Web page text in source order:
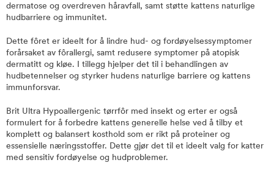
dermatose og overdreven håravfall, samt støtte kattens naturlige
hudbarriere og immunitet.
Dette fôret er ideelt for å lindre hud- og fordøyelsessymptomer
forårsaket av fôrallergi, samt redusere symptomer på atopisk
dermatitt og kløe. I tillegg hjelper det til i behandlingen av
hudbetennelser og styrker hudens naturlige barriere og kattens
immunforsvar.
Brit Ultra Hypoallergenic tørrfôr med insekt og erter er også
formulert for å forbedre kattens generelle helse ved å tilby et
komplett og balansert kosthold som er rikt på proteiner og
essensielle næringsstoffer. Dette gjør det til et ideelt valg for katter
med sensitiv fordøyelse og hudproblemer.